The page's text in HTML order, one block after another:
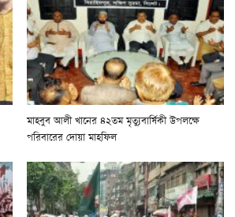
মাহবুব আলী খানের ৪২তম মৃত্যুবার্ষিকী উপলক্ষে
পরিবারের দোয়া মাহফিল